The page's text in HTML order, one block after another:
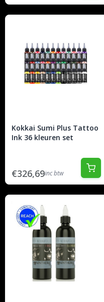
Kokkai Sumi Plus Tattoo
Ink 36 kleuren set
€326,69inc btw